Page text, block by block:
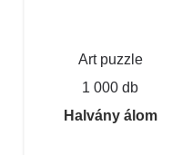
Art puzzle
1 000 db
Halvány álom